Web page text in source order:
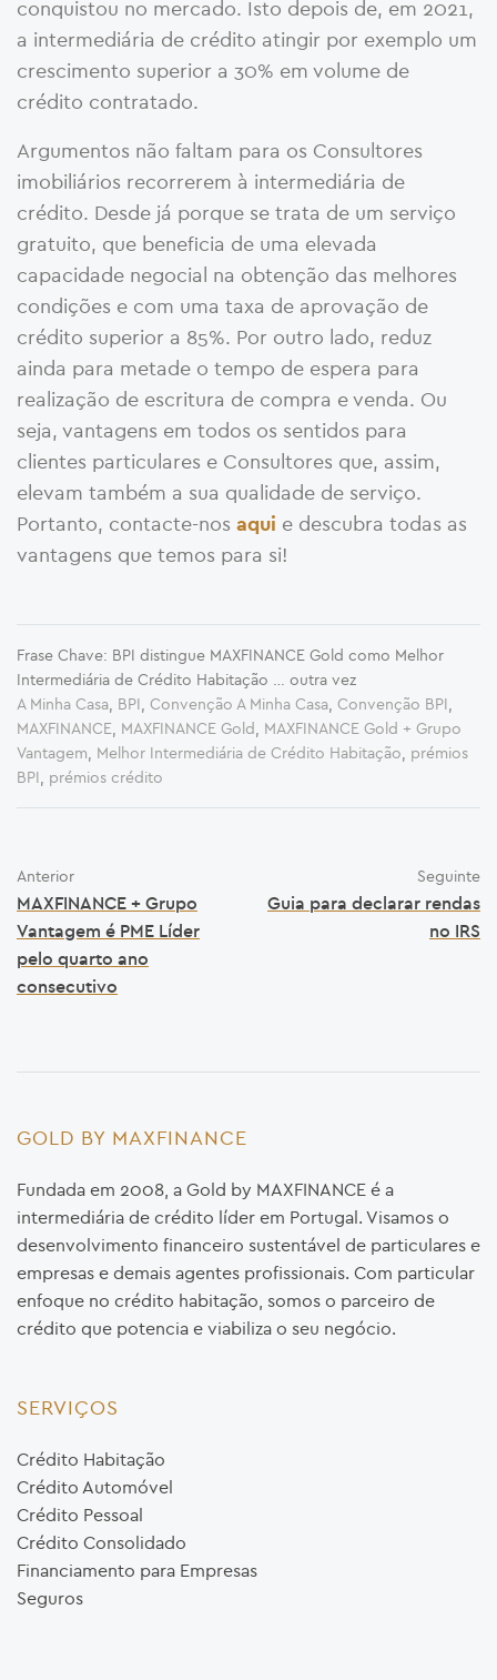
conquistou no mercado. Isto depois de, em 2021,
a intermediária de crédito atingir por exemplo um
crescimento superior a 30% em volume de
crédito contratado.
Argumentos não faltam para os Consultores
imobiliários recorrerem à intermediária de
crédito. Desde já porque se trata de um serviço
gratuito, que beneficia de uma elevada
capacidade negocial na obtenção das melhores
condições e com uma taxa de aprovação de
crédito superior a 85%. Por outro lado, reduz
ainda para metade o tempo de espera para
realização de escritura de compra e venda. Ou
seja, vantagens em todos os sentidos para
clientes particulares e Consultores que, assim,
elevam também a sua qualidade de serviço.
Portanto, contacte-nos aqui e descubra todas as
vantagens que temos para si!
Frase Chave: BPI distingue MAXFINANCE Gold como Melhor
Intermediária de Crédito Habitação … outra vez
A Minha Casa, BPI, Convenção A Minha Casa, Convenção BPI,
MAXFINANCE, MAXFINANCE Gold, MAXFINANCE Gold + Grupo
Vantagem, Melhor Intermediária de Crédito Habitação, prémios
BPI, prémios crédito
Anterior
MAXFINANCE + Grupo
Vantagem é PME Líder
pelo quarto ano
consecutivo
Seguinte
Guia para declarar rendas
no IRS
GOLD BY MAXFINANCE
Fundada em 2008, a Gold by MAXFINANCE é a
intermediária de crédito líder em Portugal. Visamos o
desenvolvimento financeiro sustentável de particulares e
empresas e demais agentes profissionais. Com particular
enfoque no crédito habitação, somos o parceiro de
crédito que potencia e viabiliza o seu negócio.
SERVIÇOS
Crédito Habitação
Crédito Automóvel
Crédito Pessoal
Crédito Consolidado
Financiamento para Empresas
Seguros